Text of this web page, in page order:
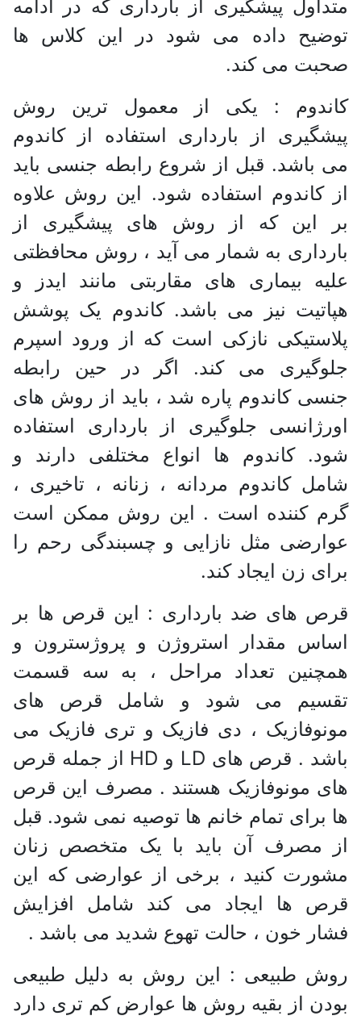
متداول پیشگیری از بارداری که در ادامه
توضیح داده می شود در این کلاس ها
صحبت می کند.
کاندوم : یکی از معمول ترین روش
پیشگیری از بارداری استفاده از کاندوم
می باشد. قبل از شروع رابطه جنسی باید
از کاندوم استفاده شود. این روش علاوه
بر این که از روش های پیشگیری از
بارداری به شمار می آید ، روش محافظتی
علیه بیماری های مقاربتی مانند ایدز و
هپاتیت نیز می باشد. کاندوم یک پوشش
پلاستیکی نازکی است که از ورود اسپرم
جلوگیری می کند. اگر در حین رابطه
جنسی کاندوم پاره شد ، باید از روش های
اورژانسی جلوگیری از بارداری استفاده
شود. کاندوم ها انواع مختلفی دارند و
شامل کاندوم مردانه ، زنانه ، تاخیری ،
گرم کننده است . این روش ممکن است
عوارضی مثل نازایی و چسبندگی رحم را
برای زن ایجاد کند.
قرص های ضد بارداری : این قرص ها بر
اساس مقدار استروژن و پروژسترون و
همچنین تعداد مراحل ، به سه قسمت
تقسیم می شود و شامل قرص های
مونوفازیک ، دی فازیک و تری فازیک می
باشد . قرص های LD و HD از جمله قرص
های مونوفازیک هستند . مصرف این قرص
ها برای تمام خانم ها توصیه نمی شود. قبل
از مصرف آن باید با یک متخصص زنان
مشورت کنید ، برخی از عوارضی که این
قرص ها ایجاد می کند شامل افزایش
فشار خون ، حالت تهوع شدید می باشد .
روش طبیعی : این روش به دلیل طبیعی
بودن از بقیه روش ها عوارض کم تری دارد